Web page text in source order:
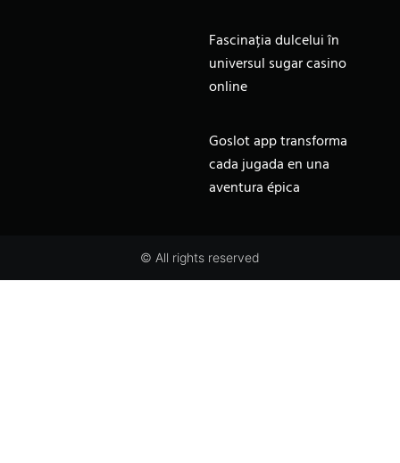
Fascinația dulcelui în
universul sugar casino
online
Goslot app transforma
cada jugada en una
aventura épica
© All rights reserved